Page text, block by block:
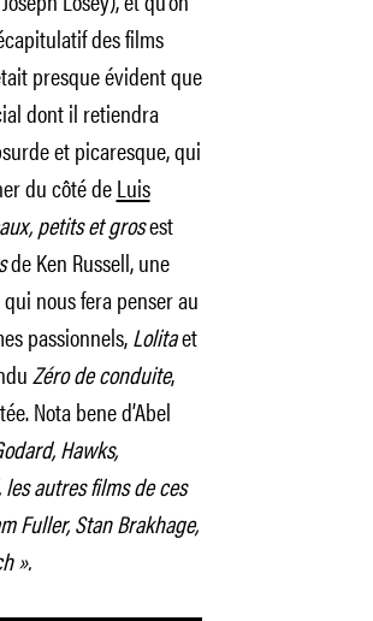
des films
presque évident que
dont il retiendra
et picaresque, qui
du côté deLuis
petits et grosest
de Ken Russell, une
nous fera penser au
passionnels,Lolitaet
Zéro de conduite,
Nota bene d’Abel
Hawks,
autres films de ces
Fuller, Stan Brakhage,
».